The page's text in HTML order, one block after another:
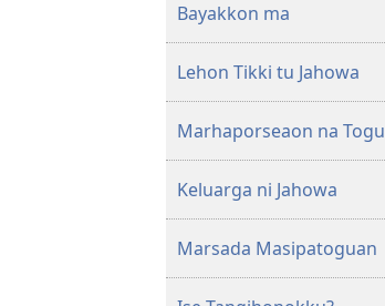
Bayakkon ma
Lehon Tikki tu Jahowa
Marhaporseaon na Togu
Keluarga ni Jahowa
Marsada Masipatoguan